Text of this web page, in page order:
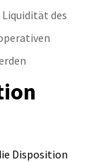
des
Disposition